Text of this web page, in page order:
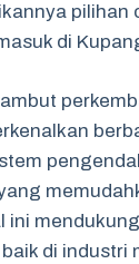
pilihan
di
ini
di industri